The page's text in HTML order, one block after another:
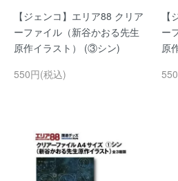
【ジェンコ】エリア88 クリア
ーファイル（新谷かおる先生
原作イラスト） (③シン)
550円(税込)
ー
原